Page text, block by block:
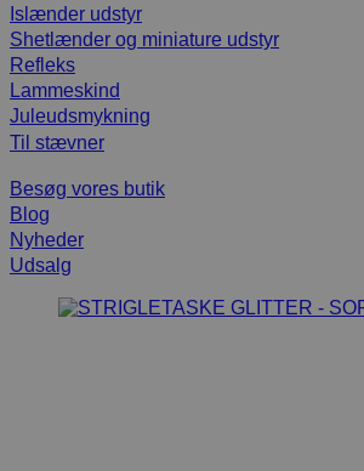
Islænder udstyr
Shetlænder og miniature udstyr
Refleks
Lammeskind
Juleudsmykning
Til stævner
Besøg vores butik
Blog
Nyheder
Udsalg